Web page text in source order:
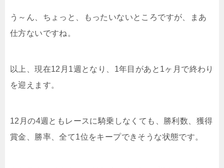
う～ん、ちょっと、もったいないところですが、まあ
仕方ないですね。
以上、現在12月1週となり、1年目があと1ヶ月で終わり
を迎えます。
12月の4週ともレースに騎乗しなくても、勝利数、獲得
賞金、勝率、全て1位をキープできそうな状態です。